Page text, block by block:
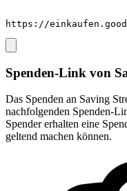
https://
Spenden-Link von
Das Spenden an Saving
nachfolgenden Spenden-
Spender erhalten eine
geltend machen können.